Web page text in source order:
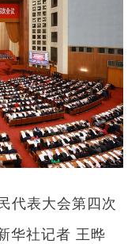
代表大会第四次
华社记者 王晔